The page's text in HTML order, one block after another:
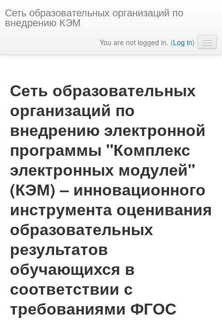
Сеть образовательных организаций по
внедрению КЭМ
You are not logged in. (Log in)
Сеть образовательных
организаций по
внедрению электронной
программы "Комплекс
электронных модулей"
(КЭМ) – инновационного
инструмента оценивания
образовательных
результатов
обучающихся в
соответствии с
требованиями ФГОС